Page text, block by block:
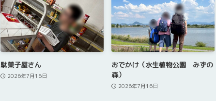
駄菓子屋さん
2026年7月16日
おでかけ（水生植物公園 みずの
森）
2026年7月16日